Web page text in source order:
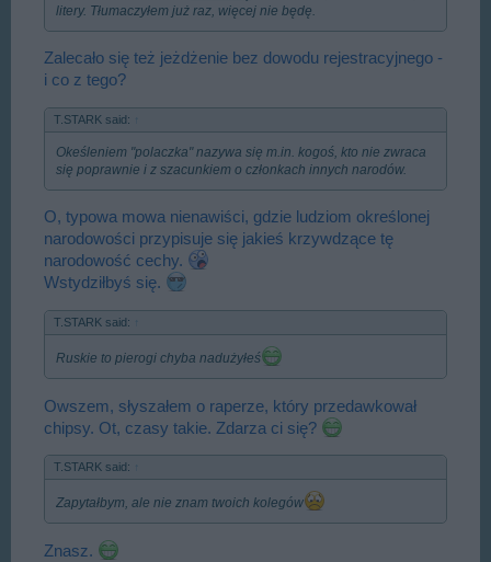
litery. Tłumaczyłem już raz, więcej nie będę.
Zalecało się też jeżdżenie bez dowodu rejestracyjnego -
i co z tego?
T.STARK said:
Okeśleniem "polaczka" nazywa się m.in. kogoś, kto nie zwraca
się poprawnie i z szacunkiem o członkach innych narodów.
O, typowa mowa nienawiści, gdzie ludziom określonej
narodowości przypisuje się jakieś krzywdzące tę
narodowość cechy.
Wstydziłbyś się.
T.STARK said:
Ruskie to pierogi chyba nadużyłeś
Owszem, słyszałem o raperze, który przedawkował
chipsy. Ot, czasy takie. Zdarza ci się?
T.STARK said:
Zapytałbym, ale nie znam twoich kolegów
Znasz.